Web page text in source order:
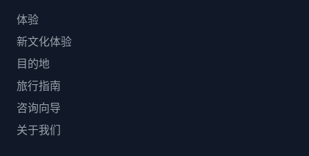
体验
新文化体验
目的地
旅行指南
咨询向导
关于我们